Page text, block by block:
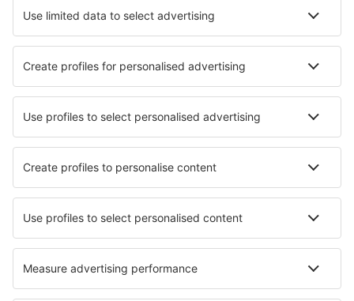
Hotels in Christchurch Hotels in Taupo
Hotels in Queenstown Hotels in Auckland
Hotels in Paihia Hotels in Mangonui Hotels in Otaki
Hotels in Bir Gandús Hotels in Les Ollières-sur-Eyrieux
Hotels in Hawkinsville Hotels in Ankum
Hotels in Münnerstadt Hotels in Aspres-sur-Buech